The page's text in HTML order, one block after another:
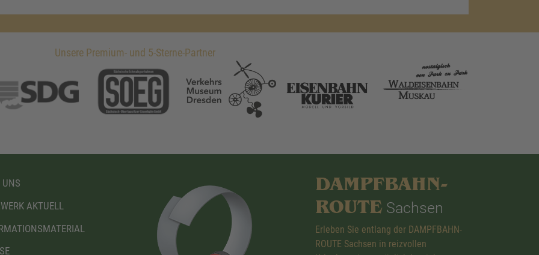
Unsere Premium- und 5-Sterne-Partner
AKTUELL
DAMPFBAHN-
ROUTE Sachsen
Erleben Sie entlang der DAMPFBAHN-
ROUTE Sachsen in reizvollen